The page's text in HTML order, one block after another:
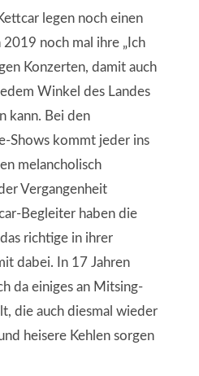
legen noch einen
noch mal ihre „Ich
Konzerten, damit auch
Winkel des Landes
kann. Bei den
Shows kommt jeder ins
melancholisch
Vergangenheit
Begleiter haben die
richtige in ihrer
dabei. In 17 Jahren
da einiges an Mitsing-
die auch diesmal wieder
heisere Kehlen sorgen